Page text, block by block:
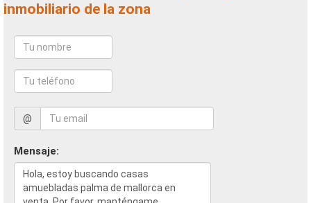
inmobiliario de la zona
@
Mensaje: